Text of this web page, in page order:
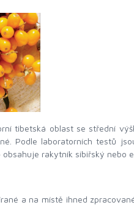
tibetská oblast se střední
Podle laboratorních testů
rakytník sibiřský nebo
a na místě ihned